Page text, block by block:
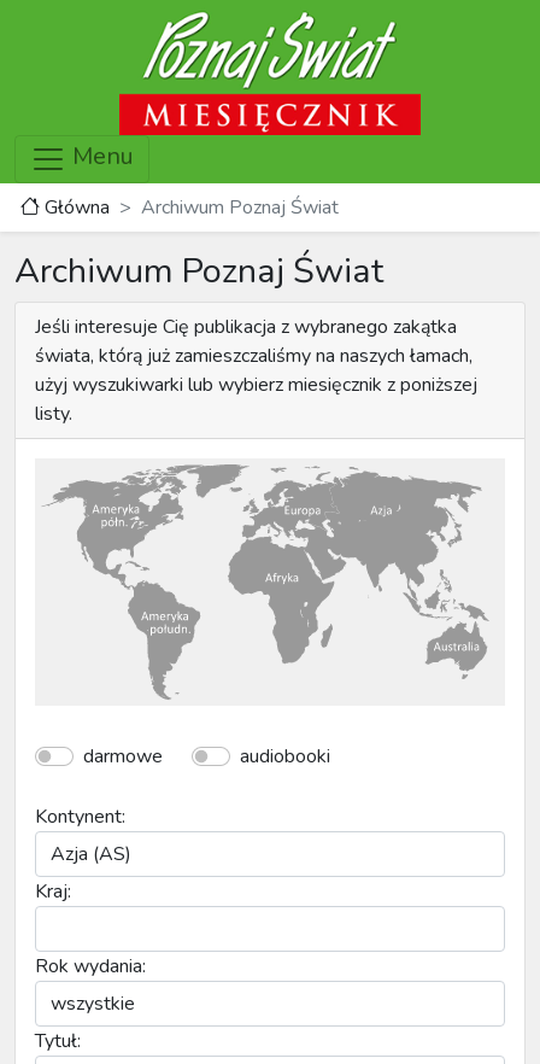
Menu
Główna Archiwum Poznaj Świat
Archiwum Poznaj Świat
Jeśli interesuje Cię publikacja z wybranego zakątka
świata, którą już zamieszczaliśmy na naszych łamach,
użyj wyszukiwarki lub wybierz miesięcznik z poniższej
listy.
darmowe audiobooki
Kontynent:
Kraj:
Rok wydania:
Tytuł: